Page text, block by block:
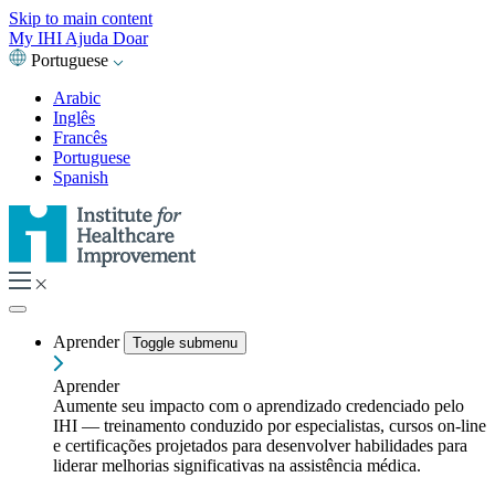
Skip to main content
My IHI Ajuda Doar
Portuguese
Arabic
Inglês
Francês
Portuguese
Spanish
Aprender Toggle submenu
Aprender
Aumente seu impacto com o aprendizado credenciado pelo
IHI — treinamento conduzido por especialistas, cursos on-line
e certificações projetados para desenvolver habilidades para
liderar melhorias significativas na assistência médica.